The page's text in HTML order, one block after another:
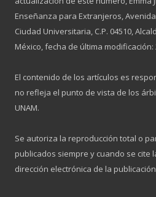
Enseñanza para Extranjeros,
Ciudad Universitaria, C.P. 04510,
México, fecha de última modificación:
El contenido de los artículos es
no refleja el punto de vista de los
UNAM.
Se autoriza la reproducción total o
publicados siempre y cuando se cite
dirección electrónica de la